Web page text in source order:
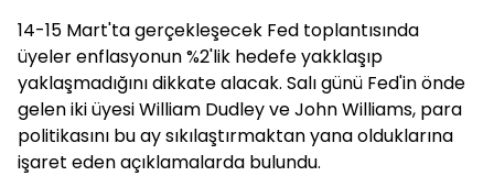
14-15 Mart'ta gerçekleşecek Fed toplantısında
üyeler enflasyonun %2'lik hedefe yakklaşıp
yaklaşmadığını dikkate alacak. Salı günü Fed'in önde
gelen iki üyesi William Dudley ve John Williams, para
politikasını bu ay sıkılaştırmaktan yana olduklarına
işaret eden açıklamalarda bulundu.